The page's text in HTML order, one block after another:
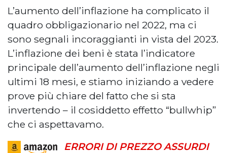
L’aumento dell’inflazione ha complicato il
quadro obbligazionario nel 2022, ma ci
sono segnali incoraggianti in vista del 2023.
L’inflazione dei beni è stata l’indicatore
principale dell’aumento dell’inflazione negli
ultimi 18 mesi, e stiamo iniziando a vedere
prove più chiare del fatto che si sta
invertendo – il cosiddetto effetto “bullwhip”
che ci aspettavamo.
ERRORI DI PREZZO ASSURDI